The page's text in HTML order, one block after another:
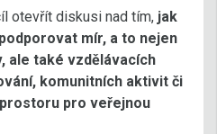
otevřít diskusi nad tím, jak
mír, a to nejen
ale také vzdělávacích
komunitních aktivit či
pro veřejnou